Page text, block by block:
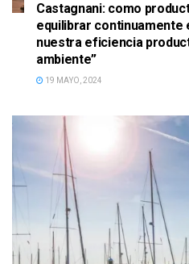
Castagnani: como
equilibrar continuamente
nuestra eficiencia
ambiente”
19 MAYO, 2024